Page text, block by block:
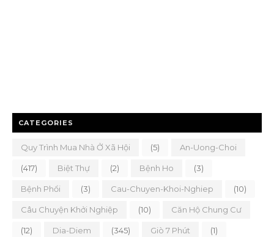
CATEGORIES
Quy Trình Mua Nhà Ở Xã Hội (5) An-Uong-Choi
(417) Biệt Thự (2) Bệnh Ho (3)
Bệnh Phổi (3) Cau-Chuyen-Khoi-Nghiep (10)
Câu Chuyện Khởi Nghiệp (10) Căn Hộ Chung Cư
(12) Dia-Diem (345) Giò 7 Phút (1)